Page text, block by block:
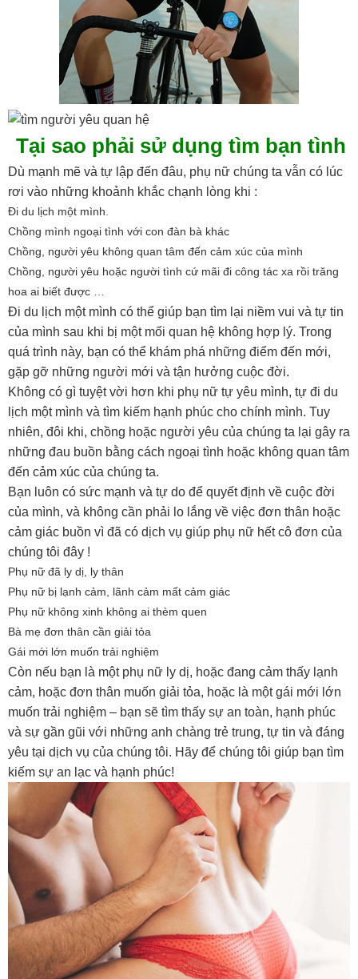
Tại sao phải sử dụng tìm bạn tình
Dù mạnh mẽ và tự lập đến đâu, phụ nữ chúng ta vẫn có lúc
rơi vào những khoảnh khắc chạnh lòng khi :
Đi du lịch một mình.
Chồng mình ngoại tình với con đàn bà khác
Chồng, người yêu không quan tâm đến cảm xúc của mình
Chồng, người yêu hoặc người tình cứ mãi đi công tác xa rồi trăng
hoa ai biết được …
Đi du lịch một mình có thể giúp bạn tìm lại niềm vui và tự tin
của mình sau khi bị một mối quan hệ không hợp lý. Trong
quá trình này, bạn có thể khám phá những điểm đến mới,
gặp gỡ những người mới và tận hưởng cuộc đời.
Không có gì tuyệt vời hơn khi phụ nữ tự yêu mình, tự đi du
lịch một mình và tìm kiếm hạnh phúc cho chính mình. Tuy
nhiên, đôi khi, chồng hoặc người yêu của chúng ta lại gây ra
những đau buồn bằng cách ngoại tình hoặc không quan tâm
đến cảm xúc của chúng ta.
Bạn luôn có sức mạnh và tự do để quyết định về cuộc đời
của mình, và không cần phải lo lắng về việc đơn thân hoặc
cảm giác buồn vì đã có dịch vụ giúp phụ nữ hết cô đơn của
chúng tôi đây !
Phụ nữ đã ly dị, ly thân
Phụ nữ bị lạnh cảm, lãnh cảm mất cảm giác
Phụ nữ không xinh không ai thèm quen
Bà mẹ đơn thân cần giải tỏa
Gái mới lớn muốn trải nghiệm
Còn nếu bạn là một phụ nữ ly dị, hoặc đang cảm thấy lạnh
cảm, hoặc đơn thân muốn giải tỏa, hoặc là một gái mới lớn
muốn trải nghiệm – bạn sẽ tìm thấy sự an toàn, hạnh phúc
và sự gần gũi với những anh chàng trẻ trung, tự tin và đáng
yêu tại dịch vụ của chúng tôi. Hãy để chúng tôi giúp bạn tìm
kiếm sự an lạc và hạnh phúc!